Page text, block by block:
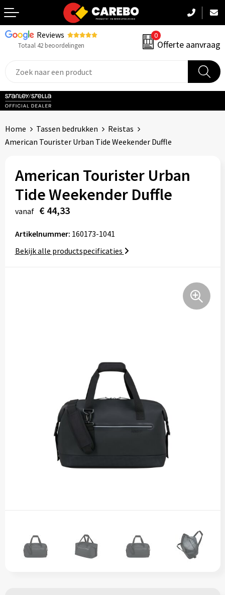
Reviews
Totaal 42 beoordelingen
0
Offerte aanvraag
Terug
Sportkleding
Kinderkleding
Tassen
Home Tassen bedrukken
Reistas
American Tourister Urban Tide Weekender Duffle
American Tourister Urban
Tide Weekender Duffle
vanaf € 44,33
Artikelnummer: 160173-1041
Bekijk alle productspecificaties